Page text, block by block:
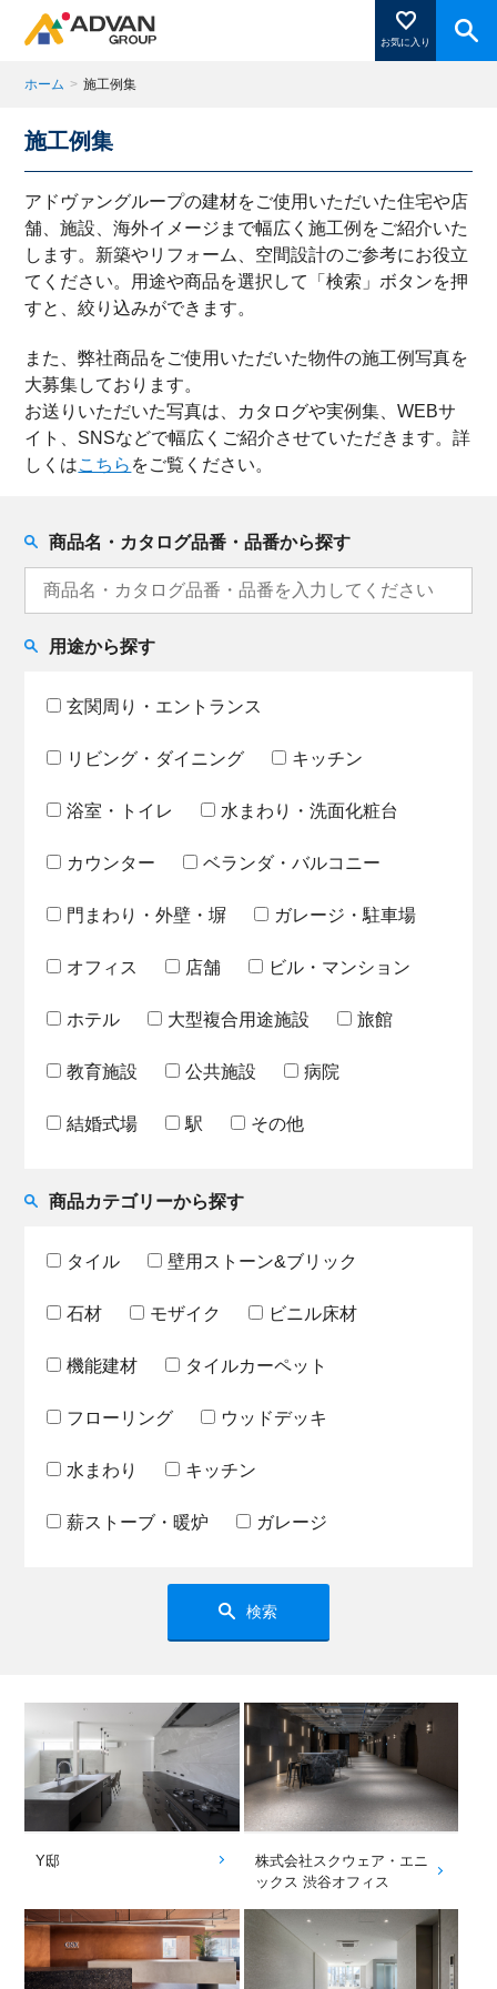
お気に入り
商品ページにある「お気に入り登録」を押すと登録した
商品がここに表示されます。
閉じる
ホーム > 施工例集
施工例集
アドヴァングループの建材をご使用いただいた住宅や店
舗、施設、海外イメージまで幅広く施工例をご紹介いた
します。新築やリフォーム、空間設計のご参考にお役立
てください。用途や商品を選択して「検索」ボタンを押
すと、絞り込みができます。
また、弊社商品をご使用いただいた物件の施工例写真を
大募集しております。
お送りいただいた写真は、カタログや実例集、WEBサ
イト、SNSなどで幅広くご紹介させていただきます。詳
しくはこちら をご覧ください。
商品名・カタログ品番・品番から探す
用途から探す
玄関周り・エントランス
リビング・ダイニング キッチン
浴室・トイレ 水まわり・洗面化粧台
カウンター ベランダ・バルコニー
門まわり・外壁・塀 ガレージ・駐車場
オフィス 店舗 ビル・マンション
ホテル 大型複合用途施設 旅館
教育施設 公共施設 病院
結婚式場 駅 その他
商品カテゴリーから探す
タイル 壁用ストーン&ブリック
石材 モザイク ビニル床材
機能建材 タイルカーペット
フローリング ウッドデッキ
水まわり キッチン
薪ストーブ・暖炉 ガレージ
検索
Y邸
株式会社スクウェア・エニ
ックス 渋谷オフィス